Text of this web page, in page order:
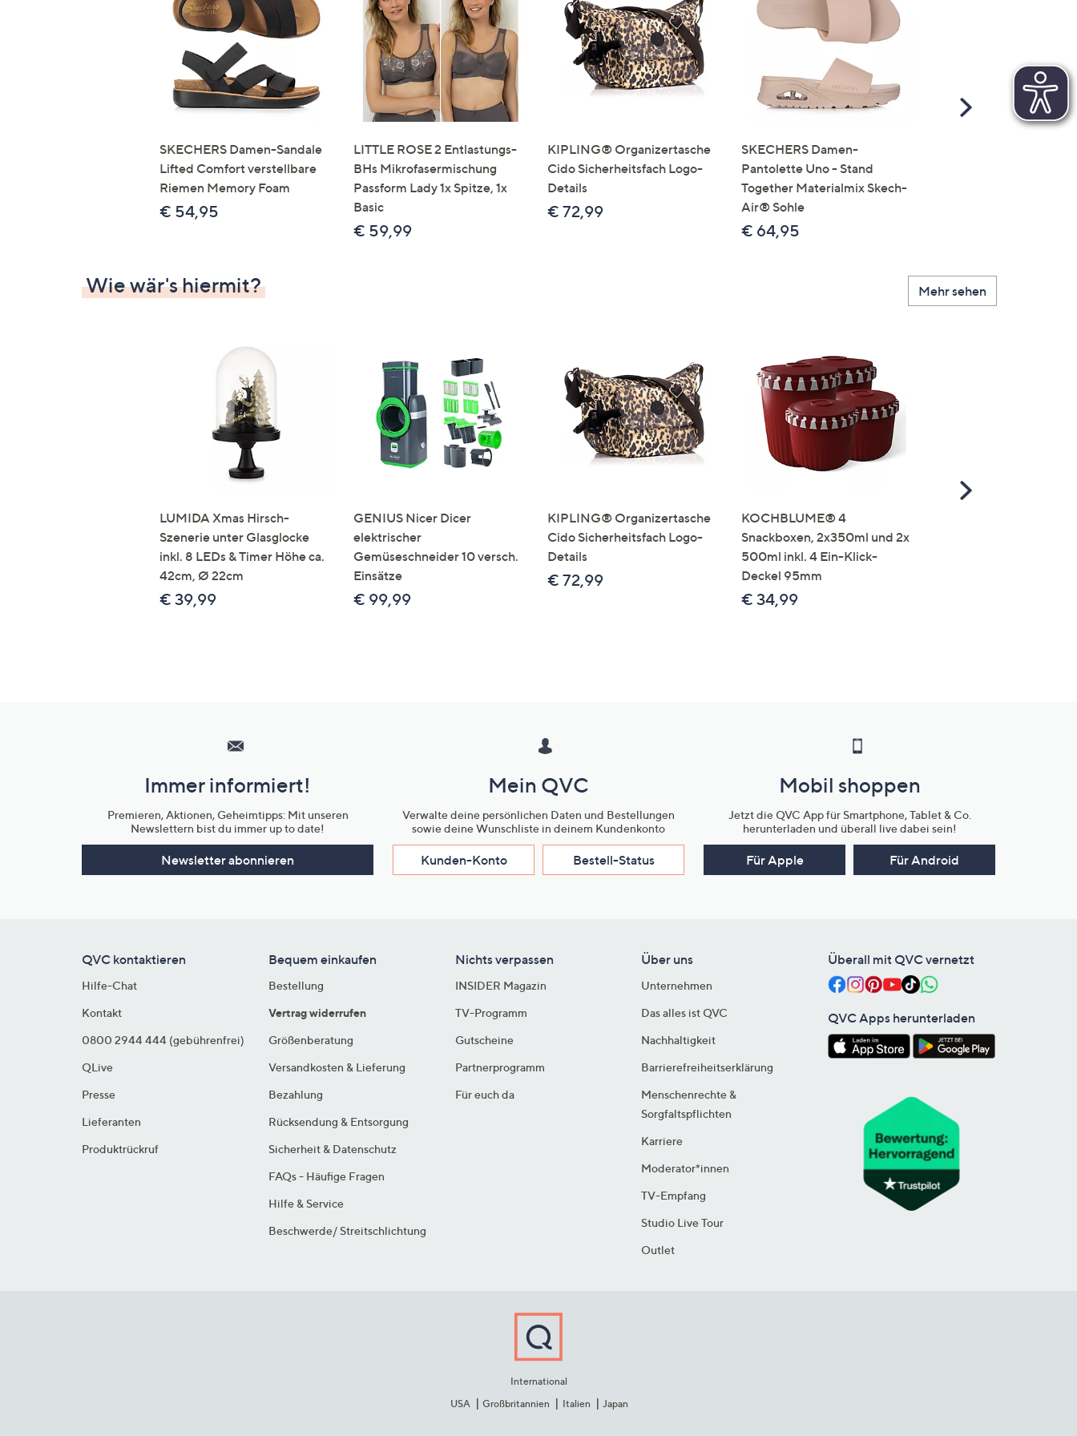
Touch-
Geräten
nach
links
bzw.
rechts,
um
diese
anzuzeigen.
SKECHERS Damen-Sandale
Lifted Comfort verstellbare
Riemen Memory Foam
€ 54,95
LITTLE ROSE 2 Entlastungs-
BHs Mikrofasermischung
Passform Lady 1x Spitze, 1x
Basic
€ 59,99
KIPLING® Organizertasche
Cido Sicherheitsfach Logo-
Details
€ 72,99
SKECHERS Damen-
Pantolette Uno - Stand
Together Materialmix Skech-
Air® Sohle
€ 64,95
Scroll
Wie wär's hiermit? Mehr sehen
LUMIDA Xmas Hirsch-
Szenerie unter Glasglocke
inkl. 8 LEDs & Timer Höhe ca.
42cm, Ø 22cm
€ 39,99
GENIUS Nicer Dicer
elektrischer
Gemüseschneider 10 versch.
Einsätze
€ 99,99
KIPLING® Organizertasche
Cido Sicherheitsfach Logo-
Details
€ 72,99
KOCHBLUME® 4
Snackboxen, 2x350ml und 2x
500ml inkl. 4 Ein-Klick-
Deckel 95mm
€ 34,99
Scroll
Unternehmensinformationen
Immer informiert!
Premieren, Aktionen, Geheimtipps: Mit unseren
Newslettern bist du immer up to date!
Newsletter abonnieren
Mein QVC
Verwalte deine persönlichen Daten und Bestellungen
sowie deine Wunschliste in deinem Kundenkonto
Kunden-Konto Bestell-Status
Mobil shoppen
Jetzt die QVC App für Smartphone, Tablet & Co.
herunterladen und überall live dabei sein!
Für Apple Für Android
QVC kontaktieren
Hilfe-Chat
Kontakt
0800 2944 444 (gebührenfrei)
QLive
Presse
Lieferanten
Produktrückruf
Bequem einkaufen
Bestellung
Vertrag widerrufen
Größenberatung
Versandkosten & Lieferung
Bezahlung
Rücksendung & Entsorgung
Sicherheit & Datenschutz
FAQs - Häufige Fragen
Hilfe & Service
Beschwerde/ Streitschlichtung
Nichts verpassen
INSIDER Magazin
TV-Programm
Gutscheine
Partnerprogramm
Für euch da
Über uns
Unternehmen
Das alles ist QVC
Nachhaltigkeit
Barrierefreiheitserklärung
Menschenrechte &
Sorgfaltspflichten
Karriere
Moderator*innen
TV-Empfang
Studio Live Tour
Outlet
Überall mit QVC vernetzt
QVC Apps herunterladen
International
USA
Großbritannien Italien Japan